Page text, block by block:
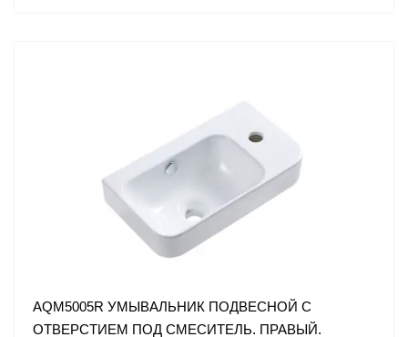
AQM5005R УМЫВАЛЬНИК ПОДВЕСНОЙ С
ОТВЕРСТИЕМ ПОД СМЕСИТЕЛЬ. ПРАВЫЙ.